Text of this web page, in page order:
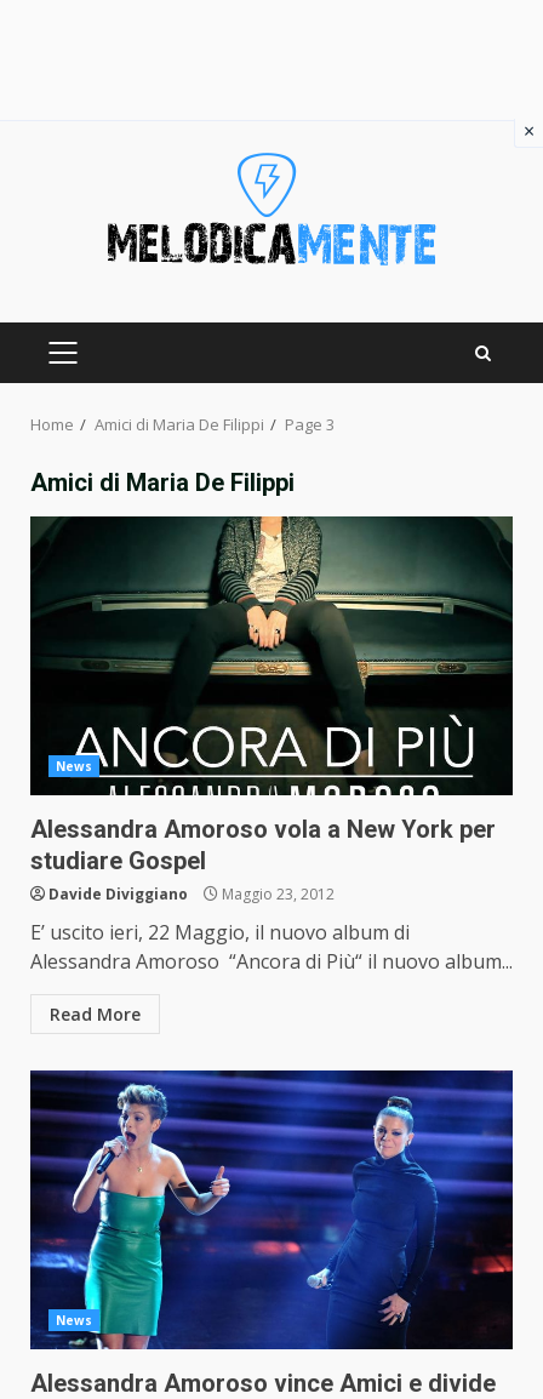
PRIMARY
Home Amici di Maria De Filippi Page 3
Amici di Maria De Filippi
News
Alessandra Amoroso vola a New York per
studiare Gospel
Davide Diviggiano Maggio 23, 2012
E’ uscito ieri, 22 Maggio, il nuovo album di
Alessandra Amoroso “Ancora di Più“ il nuovo album...
Read More
News
Alessandra Amoroso vince Amici e divide
×